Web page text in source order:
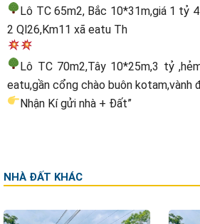
Lô TC 65m2, Bắc 10*31m,giá 1 tỷ
2 Ql26,Km11 xã eatu Th
Lô TC 70m2,Tây 10*25m,3 tỷ
eatu,gần cổng chào buôn kotam,vành
Nhận Kí gửi nhà + Đất”
NHÀ ĐẤT KHÁC